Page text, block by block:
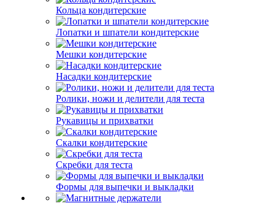
Кольца кондитерские
Лопатки и шпатели кондитерские
Мешки кондитерские
Насадки кондитерские
Ролики, ножи и делители для теста
Рукавицы и прихватки
Скалки кондитерские
Скребки для теста
Формы для выпечки и выкладки